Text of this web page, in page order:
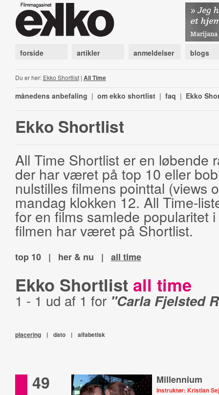
forside artikler anmeldelser blogs
Du er her: Ekko Shortlist| All Time
månedens anbefaling | om ekko shortlist | faq | Ekko
Ekko Shortlist
All Time Shortlist er en løbende
der har været på top 10 eller
nulstilles filmens pointtal (views
mandag klokken 12. All Time-
for en films samlede popularitet
filmen har været på Shortlist.
top 10 | her & nu | all time
Ekko Shortlist all time
1 - 1 ud af 1 for "Carla Fjelsted
placering | dato | alfabetisk
49 Millennium
Instruktør: Kristian